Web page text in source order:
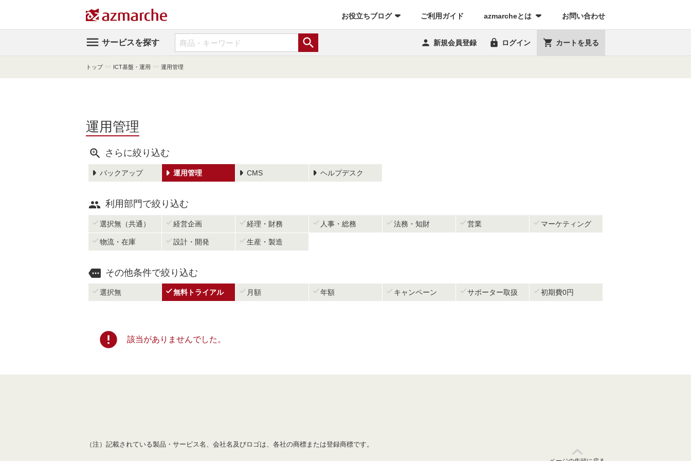
お役立ちブログ ご利用ガイド (current)azmarcheとは お問い合わせ
 サービスを探す   新規会員登録  ログイン  カートを見る
トップ >> ICT基盤・運用 >> 運用管理
運用管理
 さらに絞り込む
バックアップ 運用管理 CMS ヘルプデスク
 利用部門で絞り込む
 選択無（共通）  経営企画  経理・財務  人事・総務  法務・知財  営業  マーケティング
 物流・在庫  設計・開発  生産・製造
 その他条件で絞り込む
 選択無 無料トライアル  月額  年額  キャンペーン  サポーター取扱  初期費0円
error 該当がありませんでした。
（注）記載されている製品・サービス名、会社名及びロゴは、各社の商標または登録商標です。